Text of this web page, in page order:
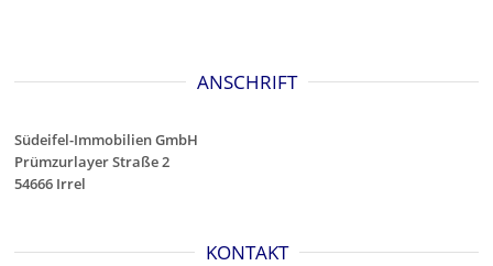
ANSCHRIFT
Südeifel-Immobilien GmbH
Prümzurlayer Straße 2
54666 Irrel
KONTAKT